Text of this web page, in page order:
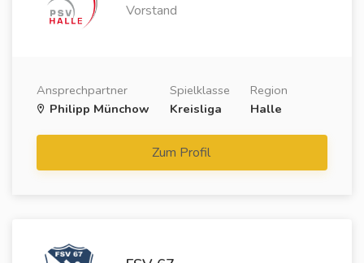
Vorstand
Ansprechpartner
Philipp Münchow
Spielklasse
Kreisliga
Region
Halle
Zum Profil